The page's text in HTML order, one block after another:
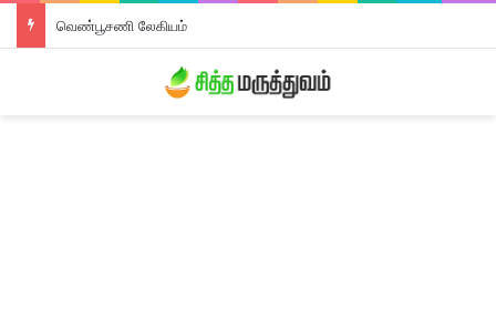
வெண்பூசணி லேகியம்